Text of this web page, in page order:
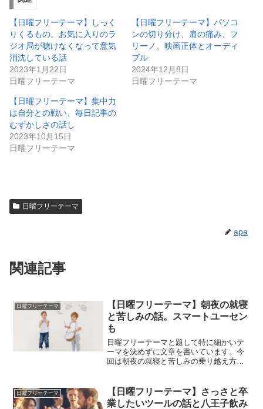
【日曜フリーテーマ】しっく
りくるもの。お気に入りのラ
ジオ局が聴けなくなって意気
消沈している話
2023年1月22日
日曜フリーテーマ
【日曜フリーテーマ】パソコ
ンの切り分け、肩の痛み、フ
リーノ、映画正体とオーディ
ブル
2024年12月8日
日曜フリーテーマ
【日曜フリーテーマ】集中力
は自分との戦い、毎日記事の
むずかしさの話し
2023年10月15日
日曜フリーテーマ
日曜フリーテーマ
apa
関連記事
日曜フリーテーマ
【日曜フリーテーマ】朝夜の就寝
と苦しみの話。スマートユーセン
も
日曜フリーテーマと題して特に細かいテ
ーマを決めずに文章を書いています。今
回は朝夜の就寝と苦しみの乗り越え方に
い記事なのでお時間のある方限定で読ん
でみてください。
日曜フリーテーマ
【日曜フリーテーマ】さっさと卒
業したいツールの話と八王子飲み